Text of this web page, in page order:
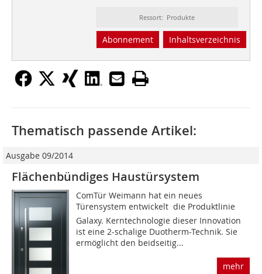
Ressort: Produkte
Abonnement Inhaltsverzeichnis
Thematisch passende Artikel:
Ausgabe 09/2014
Flächenbündiges Haustürsystem
ComTür Weimann hat ein neues
Türensystem entwickelt  die Produktlinie
Galaxy. Kerntechnologie dieser Innovation
ist eine 2-schalige Duotherm-Technik. Sie
ermöglicht den beidseitig...
mehr